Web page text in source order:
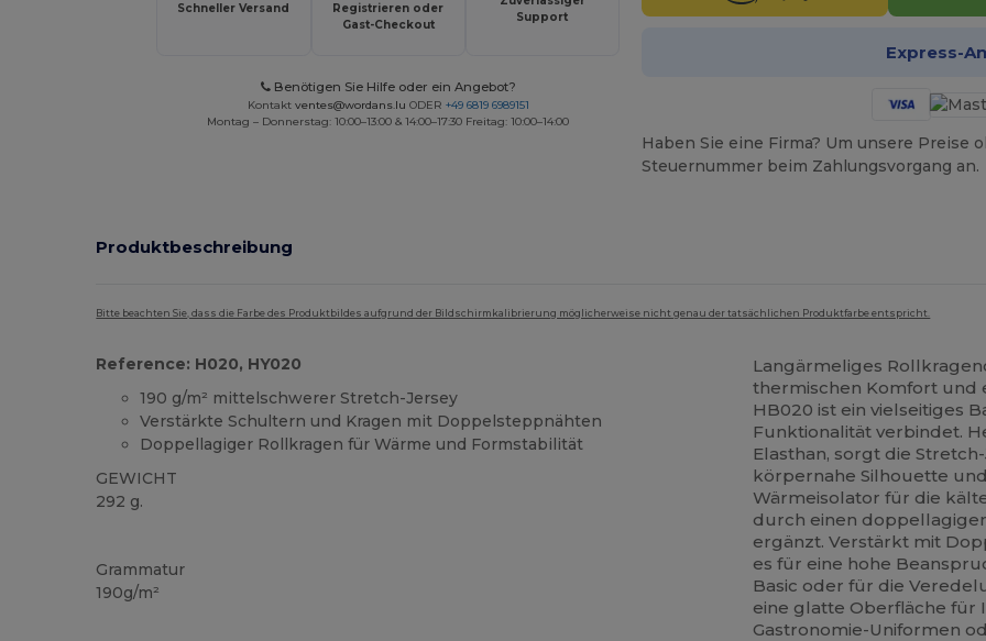
Schneller Versand
Registrieren oder
Gast-Checkout
Support
Benötigen Sie Hilfe oder ein Angebot?
Kontakt ventes@wordans.lu ODER +49 6819 6989151
Montag – Donnerstag: 10:00–13:00 & 14:00–17:30 Freitag: 10:00–14:00
Express-
Haben Sie eine Firma? Um unsere
Steuernummer beim Zahlungsvorgang an.
Produktbeschreibung
Bitte beachten Sie, dass die Farbe des Produktbildes aufgrund der Bildschirmkalibrierung möglicherweise nicht genau der tatsächlichen Produktfarbe entspricht.
Reference: H020, HY020
190 g/m² mittelschwerer Stretch-Jersey
Verstärkte Schultern und Kragen mit Doppelsteppnähten
Doppellagiger Rollkragen für Wärme und Formstabilität
GEWICHT
292 g.
Grammatur
190g/m²
Langärmeliges
thermischen Komfort und
HB020 ist ein vielseitiges
Funktionalität verbindet.
Elasthan, sorgt die
körpernahe Silhouette
Wärmeisolator für die
durch einen
ergänzt. Verstärkt mit
es für eine hohe
Basic oder für die
eine glatte Oberfläche für
Gastronomie-Uniformen